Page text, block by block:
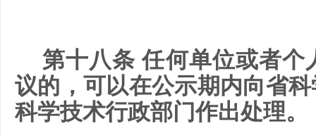
第十八条 任何单位或者
议的，可以在公示期内向省
科学技术行政部门作出处理。